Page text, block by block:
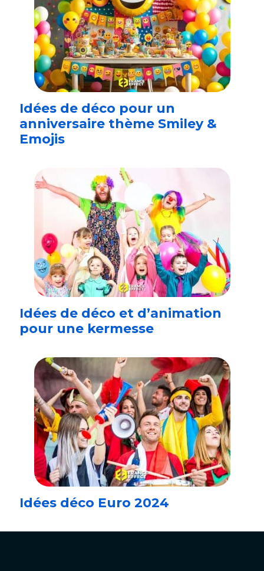
Idées de déco pour un
anniversaire thème Smiley &
Emojis
Idées de déco et d’animation
pour une kermesse
Idées déco Euro 2024